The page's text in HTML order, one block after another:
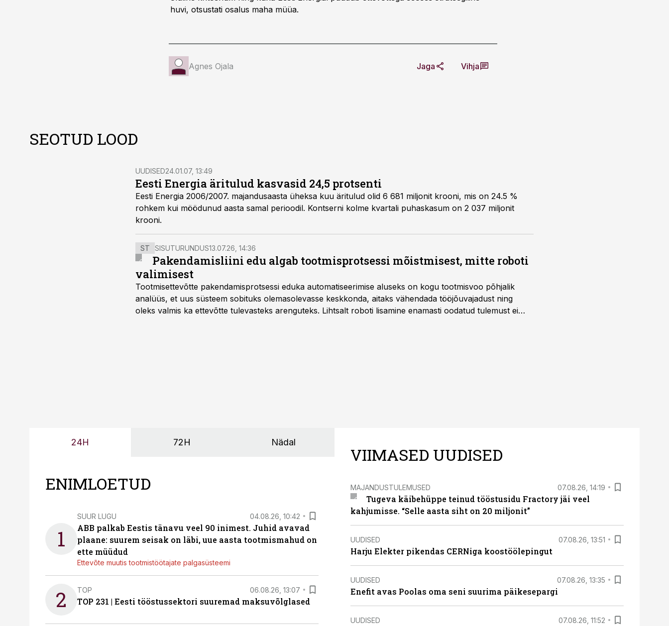
huvi, otsustati osalus maha müüa.
Agnes Ojala Jaga Vihja
SEOTUD LOOD
UUDISED24.01.07, 13:49
Eesti Energia äritulud kasvasid 24,5 protsenti
Eesti Energia 2006/2007. majandusaasta üheksa kuu äritulud olid 6 681 miljonit krooni, mis on 24.5 %
rohkem kui möödunud aasta samal perioodil. Kontserni kolme kvartali puhaskasum on 2 037 miljonit
krooni.
ST SISUTURUNDUS13.07.26, 14:36
Pakendamisliini edu algab tootmisprotsessi mõistmisest, mitte roboti
valimisest
Tootmisettevõtte pakendamisprotsessi eduka automatiseerimise aluseks on kogu tootmisvoo põhjalik
analüüs, et uus süsteem sobituks olemasolevasse keskkonda, aitaks vähendada tööjõuvajadust ning
oleks valmis ka ettevõtte tulevasteks arenguteks. Lihtsalt roboti lisamine enamasti oodatud tulemust ei
24H 72H Nädal
ENIMLOETUD
1
SUUR LUGU 04.08.26, 10:42
ABB palkab Eestis tänavu veel 90 inimest. Juhid avavad
plaane: suurem seisak on läbi, uue aasta tootmismahud on
ette müüdud
Ettevõte muutis tootmistöötajate palgasüsteemi
2 TOP 06.08.26, 13:07
TOP 231 | Eesti tööstussektori suuremad maksuvõlglased
VIIMASED UUDISED
MAJANDUSTULEMUSED 07.08.26, 14:19
Tugeva käibehüppe teinud tööstusidu Fractory jäi veel
kahjumisse. “Selle aasta siht on 20 miljonit”
UUDISED 07.08.26, 13:51
Harju Elekter pikendas CERNiga koostöölepingut
UUDISED 07.08.26, 13:35
Enefit avas Poolas oma seni suurima päikesepargi
UUDISED 07.08.26, 11:52